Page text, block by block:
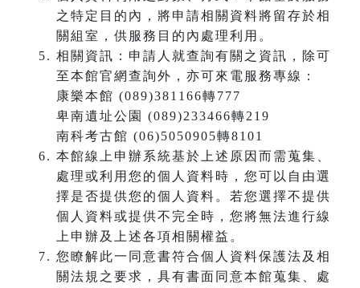
之特定目的內，將申請相關資料將留存於相
關組室，供服務目的內處理利用。
相關資訊：申請人就查詢有關之資訊，除可
至本館官網查詢外，亦可來電服務專線：
康樂本館 (089)381166轉777
卑南遺址公園 (089)233466轉219
南科考古館 (06)5050905轉8101
本館線上申辦系統基於上述原因而需蒐集、
處理或利用您的個人資料時，您可以自由選
擇是否提供您的個人資料。若您選擇不提供
個人資料或提供不完全時，您將無法進行線
上申辦及上述各項相關權益。
您瞭解此一同意書符合個人資料保護法及相
關法規之要求，具有書面同意本館蒐集、處